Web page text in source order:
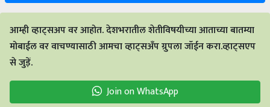
आम्ही व्हाट्सअप वर आहोत. देशभरातील शेतीविषयीच्या आताच्या बातम्या
मोबाईल वर वाचण्यासाठी आमचा व्हाट्सअँप ग्रुपला जॉईन करा.व्हाट्सएप
से जुड़ें.
Join on WhatsApp